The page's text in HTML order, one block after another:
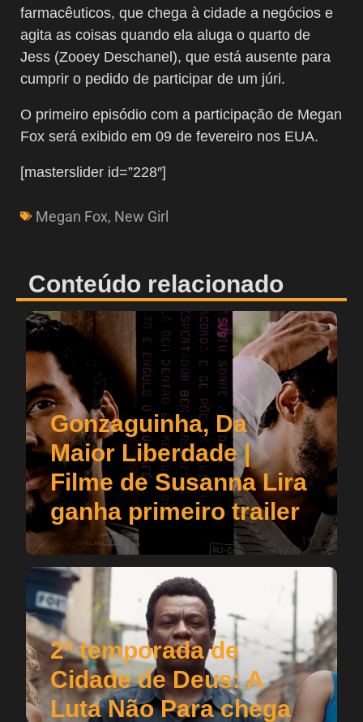
farmacêuticos, que chega à cidade a negócios e
agita as coisas quando ela aluga o quarto de
Jess (Zooey Deschanel), que está ausente para
cumprir o pedido de participar de um júri.
O primeiro episódio com a participação de Megan
Fox será exibido em 09 de fevereiro nos EUA.
[masterslider id=”228″]
Megan Fox, New Girl
Conteúdo relacionado
Gonzaguinha, Da
Maior Liberdade |
Filme de Susanna Lira
ganha primeiro trailer
2ª temporada de
Cidade de Deus: A
Luta Não Para chega